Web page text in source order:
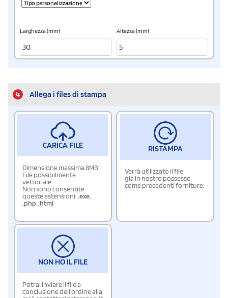
Larghezza (mm) Altezza (mm)
4 Allega i files di stampa
CARICA FILE
Dimensione massima 8MB
File possibilmente
vettoriale
Non sono consentite
queste estensioni:.exe,
.php,.html
RISTAMPA
Verrà utilizzato il file
già in nostro possesso
come precedenti forniture.
NON HO IL FILE
Potrai inviare il file a
conclusione dell'ordine alla